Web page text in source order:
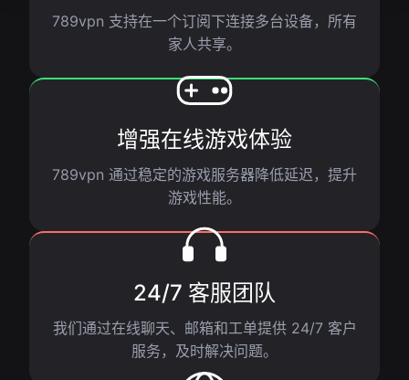
789vpn 支持在一个订阅下连接多台设备，所有
家人共享。
增强在线游戏体验
789vpn 通过稳定的游戏服务器降低延迟，提升
游戏性能。
24/7 客服团队
我们通过在线聊天、邮箱和工单提供 24/7 客户
服务，及时解决问题。